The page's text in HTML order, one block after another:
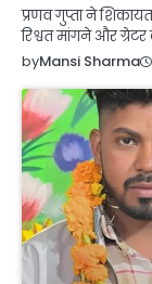
प्रणव गुप्ता ने
रिश्वत मांगने और
byMansi Sharma